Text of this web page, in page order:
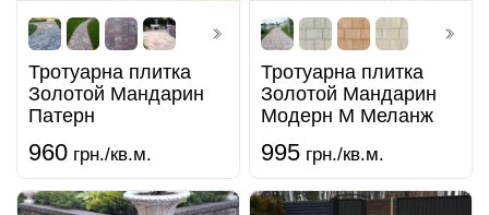
Тротуарна плитка
Золотой Мандарин
Патерн
960 грн./кв.м.
Тротуарна плитка
Золотой Мандарин
Модерн М Меланж
995 грн./кв.м.